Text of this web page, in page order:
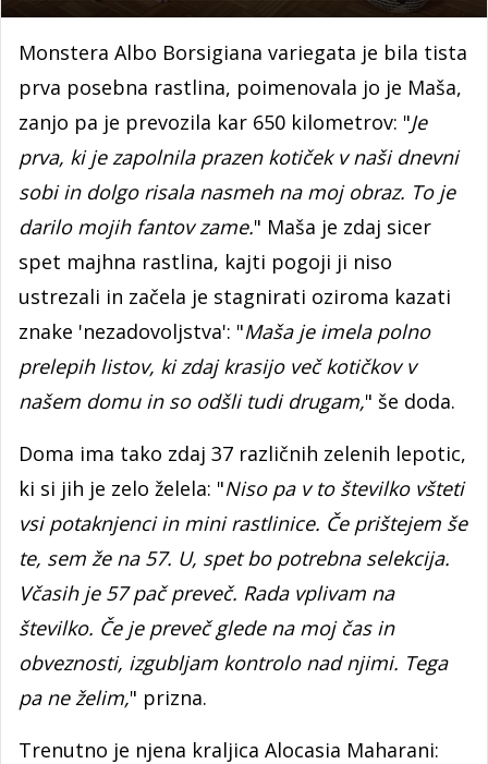
Monstera Albo Borsigiana variegata je bila tista
prva posebna rastlina, poimenovala jo je Maša,
zanjo pa je prevozila kar 650 kilometrov: "Je
prva, ki je zapolnila prazen kotiček v naši dnevni
sobi in dolgo risala nasmeh na moj obraz. To je
darilo mojih fantov zame." Maša je zdaj sicer
spet majhna rastlina, kajti pogoji ji niso
ustrezali in začela je stagnirati oziroma kazati
znake 'nezadovoljstva': "Maša je imela polno
prelepih listov, ki zdaj krasijo več kotičkov v
našem domu in so odšli tudi drugam," še doda.
Doma ima tako zdaj 37 različnih zelenih lepotic,
ki si jih je zelo želela: "Niso pa v to številko všteti
vsi potaknjenci in mini rastlinice. Če prištejem še
te, sem že na 57. U, spet bo potrebna selekcija.
Včasih je 57 pač preveč. Rada vplivam na
številko. Če je preveč glede na moj čas in
obveznosti, izgubljam kontrolo nad njimi. Tega
pa ne želim," prizna.
Trenutno je njena kraljica Alocasia Maharani: